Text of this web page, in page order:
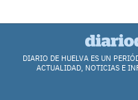
DIARIO DE HUELVA ES UN
ACTUALIDAD, NOTICIAS E